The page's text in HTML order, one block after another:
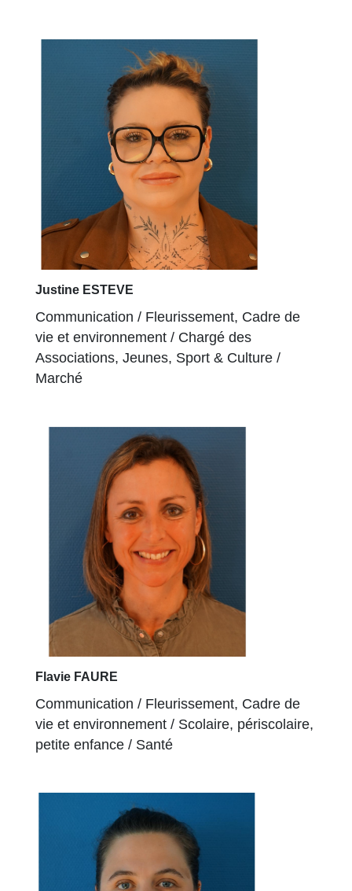
Justine ESTEVE
Communication / Fleurissement, Cadre de
vie et environnement / Chargé des
Associations, Jeunes, Sport & Culture /
Marché
Flavie FAURE
Communication / Fleurissement, Cadre de
vie et environnement / Scolaire, périscolaire,
petite enfance / Santé